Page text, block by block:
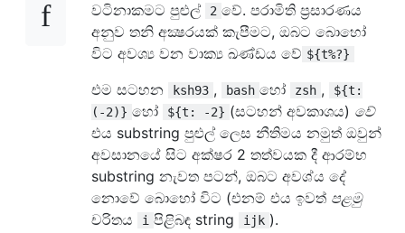
වටිනාකමට පුළුල්
2 වේ. පරාමිති ප්‍රසාරණය
අනුව තනි අක්‍ෂරයක් කැපීමට, ඔබට බොහෝ
විට අවශ්‍ය වන වාක්‍ය ඛණ්ඩය වේ ${t%?}
එම සටහන ksh93 , bash හෝ zsh ,
${t:
(-2)} හෝ ${t: -2} (සටහන් අවකාශය) වේ
එය substring පුළුල් ලෙස නීතිමය නමුත් ඔවුන්
අවසානයේ සිට අක්ෂර 2 තත්වයක දී ආරම්භ
substring නැවත පටන්, ඔබට අවශ්ය දේ
නොවේ බොහෝ විට (එනම් එය ඉවත් පළමු
චරිතය
i පිළිබඳ string ijk ).